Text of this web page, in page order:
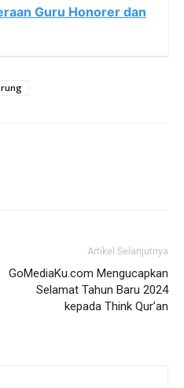
Guru Honorer dan
Artikel Selanjutnya
GoMediaKu.com Mengucapkan
Selamat Tahun Baru 2024
kepada Think Qur’an